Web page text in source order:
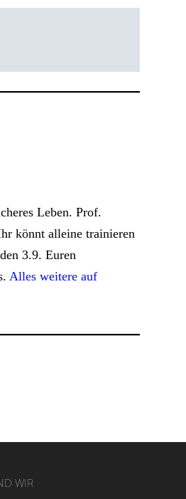
Leben. Prof.
könnt alleine trainieren
3.9. Euren
Alles weitere auf
WIR